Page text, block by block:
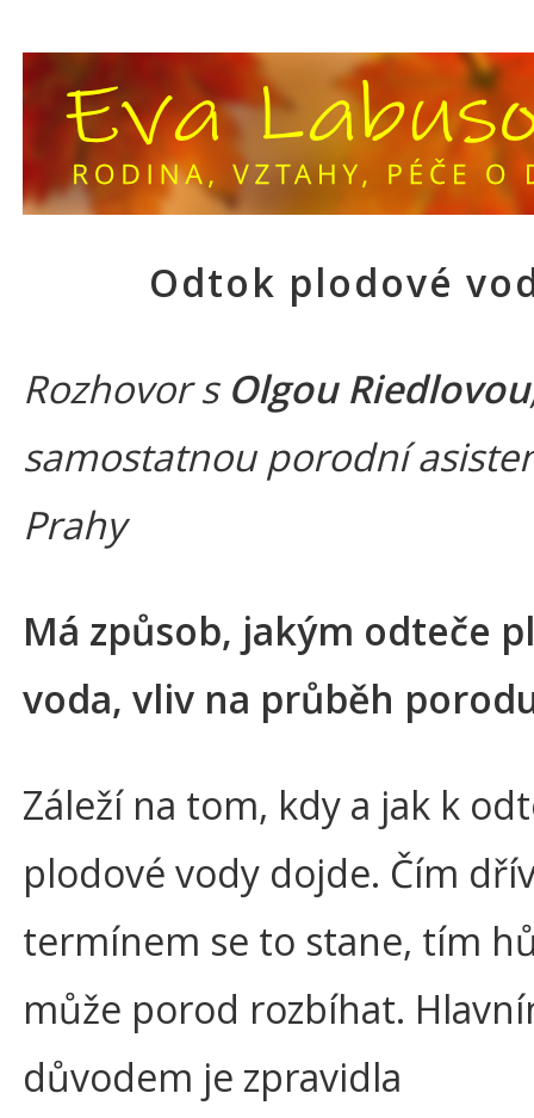
Odtok plodové
Rozhovor s Olgou Riedlovou
samostatnou porodní
Prahy
Má způsob, jakým odteče
voda, vliv na průběh
Záleží na tom, kdy a jak k
plodové vody dojde. Čím
termínem se to stane, tím
může porod rozbíhat.
důvodem je zpravidla